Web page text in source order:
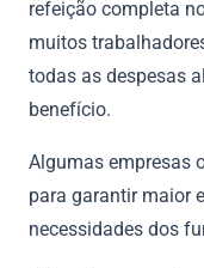
refeição completa
muitos
todas as despesas
benefício.
Algumas empresas
para garantir maior
necessidades dos